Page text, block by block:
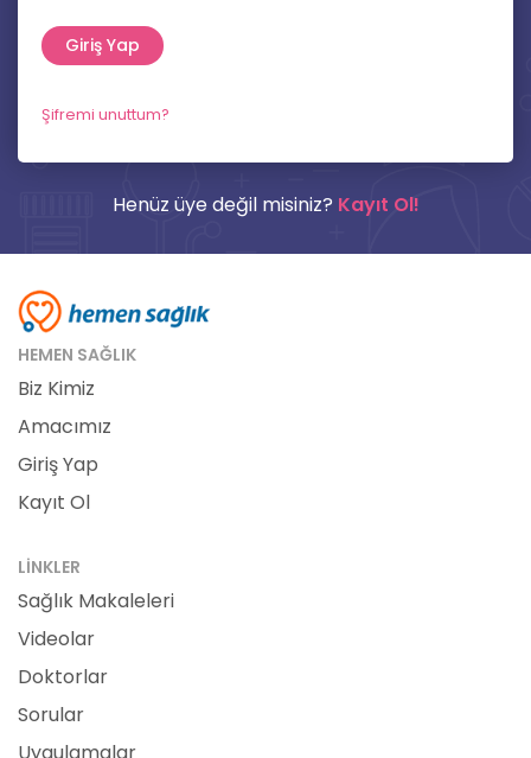
Şifremi unuttum?
Henüz üye değil misiniz? Kayıt Ol!
HEMEN SAĞLIK
Biz Kimiz
Amacımız
Giriş Yap
Kayıt Ol
LINKLER
Sağlık Makaleleri
Videolar
Doktorlar
Sorular
Uygulamalar